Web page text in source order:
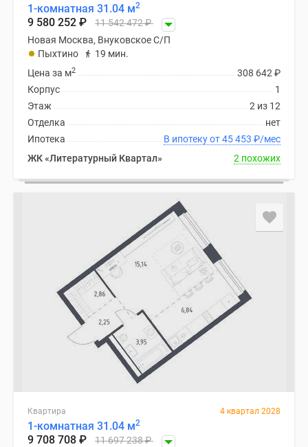
1-комнатная 31.04 м2
9 580 252 ₽ 11 542 472₽
Новая Москва, Внуковское С/П
Пыхтино
19 мин.
308 642 ₽
Цена за м2
1
Корпус
2 из 12
Этаж
нет
Отделка
В ипотеку от 45 453 ₽/мес
Ипотека
ЖК «Литературный Квартал»
2 похожих
Квартира 4 квартал 2028
1-комнатная 31.04 м2
9 708 708 ₽ 11 697 238₽